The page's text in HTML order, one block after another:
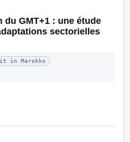
du GMT+1 : une étude
sectorielles
in Marokko